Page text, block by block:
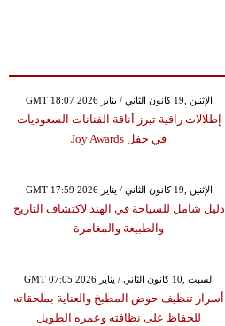
GMT 18:07 2026 الإثنين ,19 كانون الثاني / يناير
إطلالات راقية تبرز أناقة الفنانات السعوديات
في حفل Joy Awards
GMT 17:59 2026 الإثنين ,19 كانون الثاني / يناير
دليل شامل للسياحة في الهند لاكتشاف التاريخ
والطبيعة والمغامرة
GMT 07:05 2026 السبت ,10 كانون الثاني / يناير
أسرار تنظيف حوض المطبخ والعناية بملحقاته
للحفاظ على نظافته وعمره الطويل